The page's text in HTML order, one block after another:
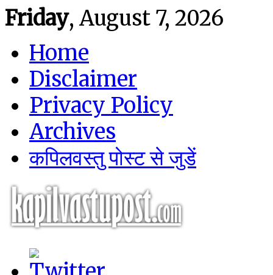
Friday, August 7, 2026
Home
Disclaimer
Privacy Policy
Archives
कपिलवस्तु पोस्ट से जुडें